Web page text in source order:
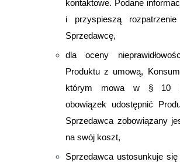
kontaktowe. Podane
i przyspieszą
Sprzedawcę,
dla oceny
Produktu z umową,
którym mowa w § 10
obowiązek udostępnić
Sprzedawca zobowiązany
na swój koszt,
Sprzedawca ustosunkuje